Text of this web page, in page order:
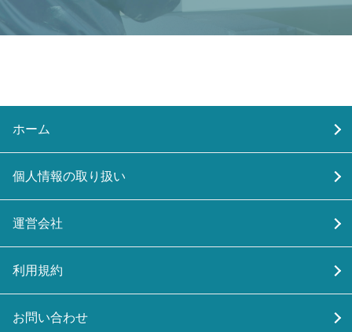
ホーム
個人情報の取り扱い
運営会社
利用規約
お問い合わせ